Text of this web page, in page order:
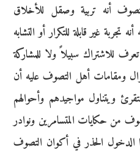
أنه تربية وصقل للأخلاق
غير قابلة للتكرار أو التشابه
للاشتراك سبيلاً ولا للمشاركة
ومقامات أهل التصوف عليه أن
ويتناول مواجيدهم وأحوالهم
من حكايات المتسامرين ونوادر
الدخول الحذر في أكوان التصوف